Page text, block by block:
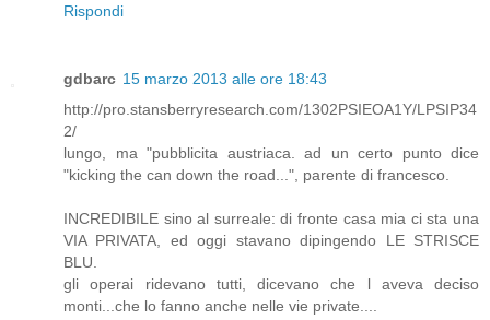
Rispondi
gdbarc 15 marzo 2013 alle ore 18:43
http://pro.stansberryresearch.com/1302PSIEOA1Y/LPSIP34
2/
lungo, ma "pubblicita austriaca. ad un certo punto dice
"kicking the can down the road...", parente di francesco.
INCREDIBILE sino al surreale: di fronte casa mia ci sta una
VIA PRIVATA, ed oggi stavano dipingendo LE STRISCE
BLU.
gli operai ridevano tutti, dicevano che l aveva deciso
monti...che lo fanno anche nelle vie private....